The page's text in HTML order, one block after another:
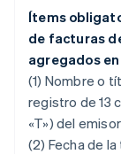
Ítems
de facturas
agregados
(1) Nombre o
registro de 13
«T») del
(2) Fecha de